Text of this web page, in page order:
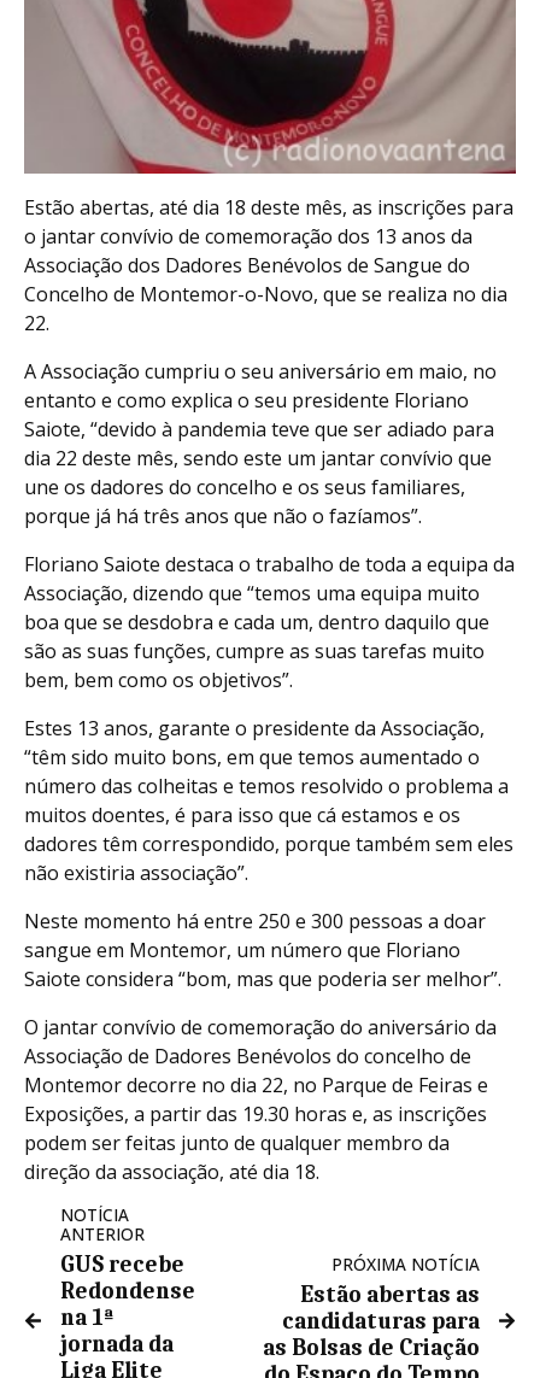
Estão abertas, até dia 18 deste mês, as inscrições para
o jantar convívio de comemoração dos 13 anos da
Associação dos Dadores Benévolos de Sangue do
Concelho de Montemor-o-Novo, que se realiza no dia
22.
A Associação cumpriu o seu aniversário em maio, no
entanto e como explica o seu presidente Floriano
Saiote, “devido à pandemia teve que ser adiado para
dia 22 deste mês, sendo este um jantar convívio que
une os dadores do concelho e os seus familiares,
porque já há três anos que não o fazíamos”.
Floriano Saiote destaca o trabalho de toda a equipa da
Associação, dizendo que “temos uma equipa muito
boa que se desdobra e cada um, dentro daquilo que
são as suas funções, cumpre as suas tarefas muito
bem, bem como os objetivos”.
Estes 13 anos, garante o presidente da Associação,
“têm sido muito bons, em que temos aumentado o
número das colheitas e temos resolvido o problema a
muitos doentes, é para isso que cá estamos e os
dadores têm correspondido, porque também sem eles
não existiria associação”.
Neste momento há entre 250 e 300 pessoas a doar
sangue em Montemor, um número que Floriano
Saiote considera “bom, mas que poderia ser melhor”.
O jantar convívio de comemoração do aniversário da
Associação de Dadores Benévolos do concelho de
Montemor decorre no dia 22, no Parque de Feiras e
Exposições, a partir das 19.30 horas e, as inscrições
podem ser feitas junto de qualquer membro da
direção da associação, até dia 18.
NOTÍCIA
ANTERIOR
GUS recebe
Redondense
na 1ª
jornada da
Liga Elite
PRÓXIMA NOTÍCIA
Estão abertas as
candidaturas para
as Bolsas de Criação